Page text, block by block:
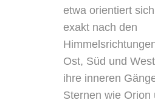
etwa orientiert
exakt nach den
Ost, Süd und
ihre inneren
Sternen wie Orion